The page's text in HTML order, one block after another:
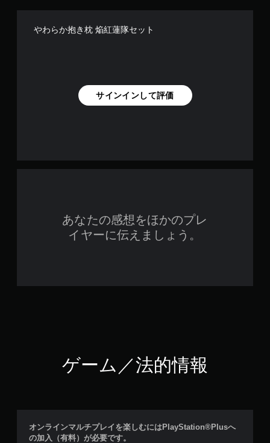
やわらか抱き枕 焔紅蓮隊セット
サインインして評価
あなたの感想をほかのプレ
イヤーに伝えましょう。
ゲーム／法的情報
オンラインマルチプレイを楽しむにはPlayStation®Plusへ
の加入（有料）が必要です。